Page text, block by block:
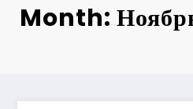
Month: